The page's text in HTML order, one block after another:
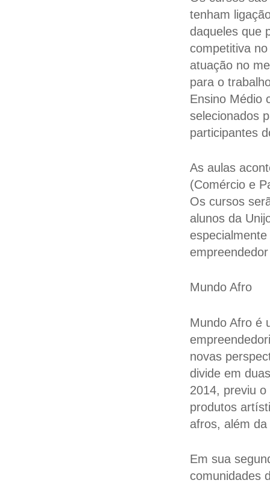
tenham
daqueles que
competitiva
atuação no
para o
Ensino Médio
selecionados
participantes
As aulas
(Comércio e
Os cursos
alunos da
Mundo Afro
Mundo Afro é
novas
divide em
2014, previu
produtos
afros, além
Em sua
comunidades